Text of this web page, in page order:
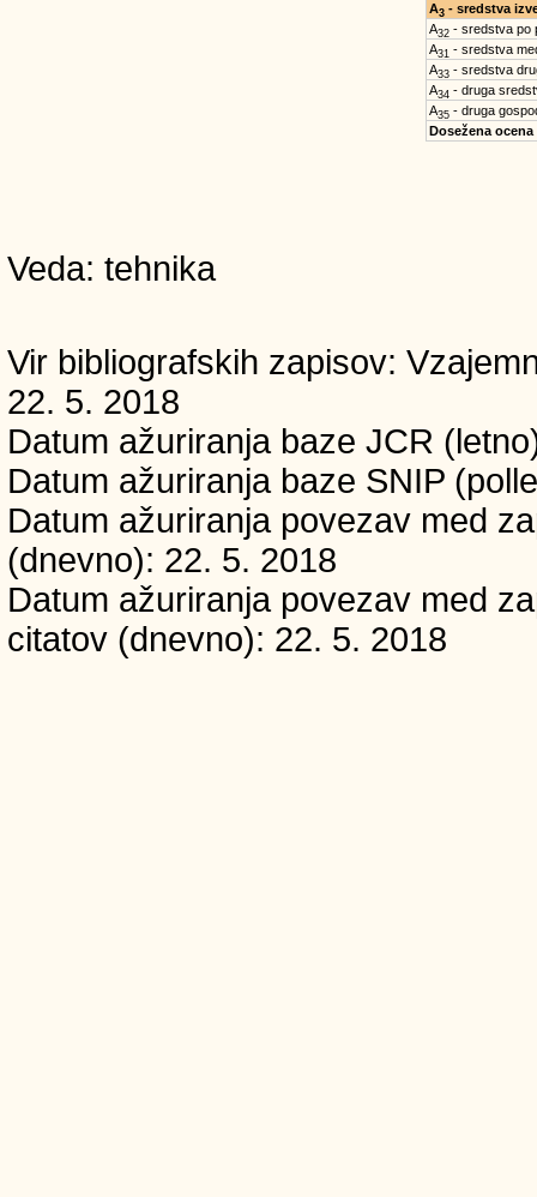
A3- sredstva
A32- sredstva po
A31 - sredstva
A33- sredstva
A34 - druga
A35- druga
Dosežena ocena
Veda: tehnika
Vir bibliografskih zapisov:
22. 5. 2018
Datum ažuriranja baze JCR
Datum ažuriranja baze SNIP
Datum ažuriranja povezav med
(dnevno): 22. 5. 2018
Datum ažuriranja povezav med
citatov (dnevno): 22. 5. 2018